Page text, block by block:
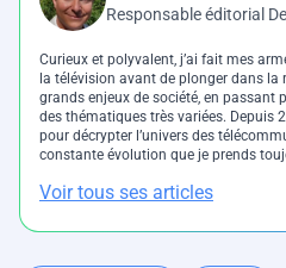
Responsable éditorial
Curieux et polyvalent, j’ai fait mes
la télévision avant de plonger dans
grands enjeux de société, en passant
des thématiques très variées. Depuis
pour décrypter l’univers des
constante évolution que je prends
Voir tous ses articles